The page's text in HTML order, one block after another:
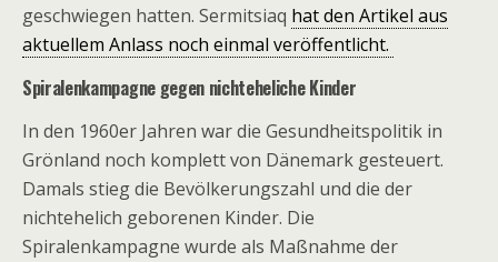
geschwiegen hatten. Sermitsiaq hat den Artikel aus
aktuellem Anlass noch einmal veröffentlicht.
Spiralenkampagne gegen nichteheliche Kinder
In den 1960er Jahren war die Gesundheitspolitik in
Grönland noch komplett von Dänemark gesteuert.
Damals stieg die Bevölkerungszahl und die der
nichtehelich geborenen Kinder. Die
Spiralenkampagne wurde als Maßnahme der